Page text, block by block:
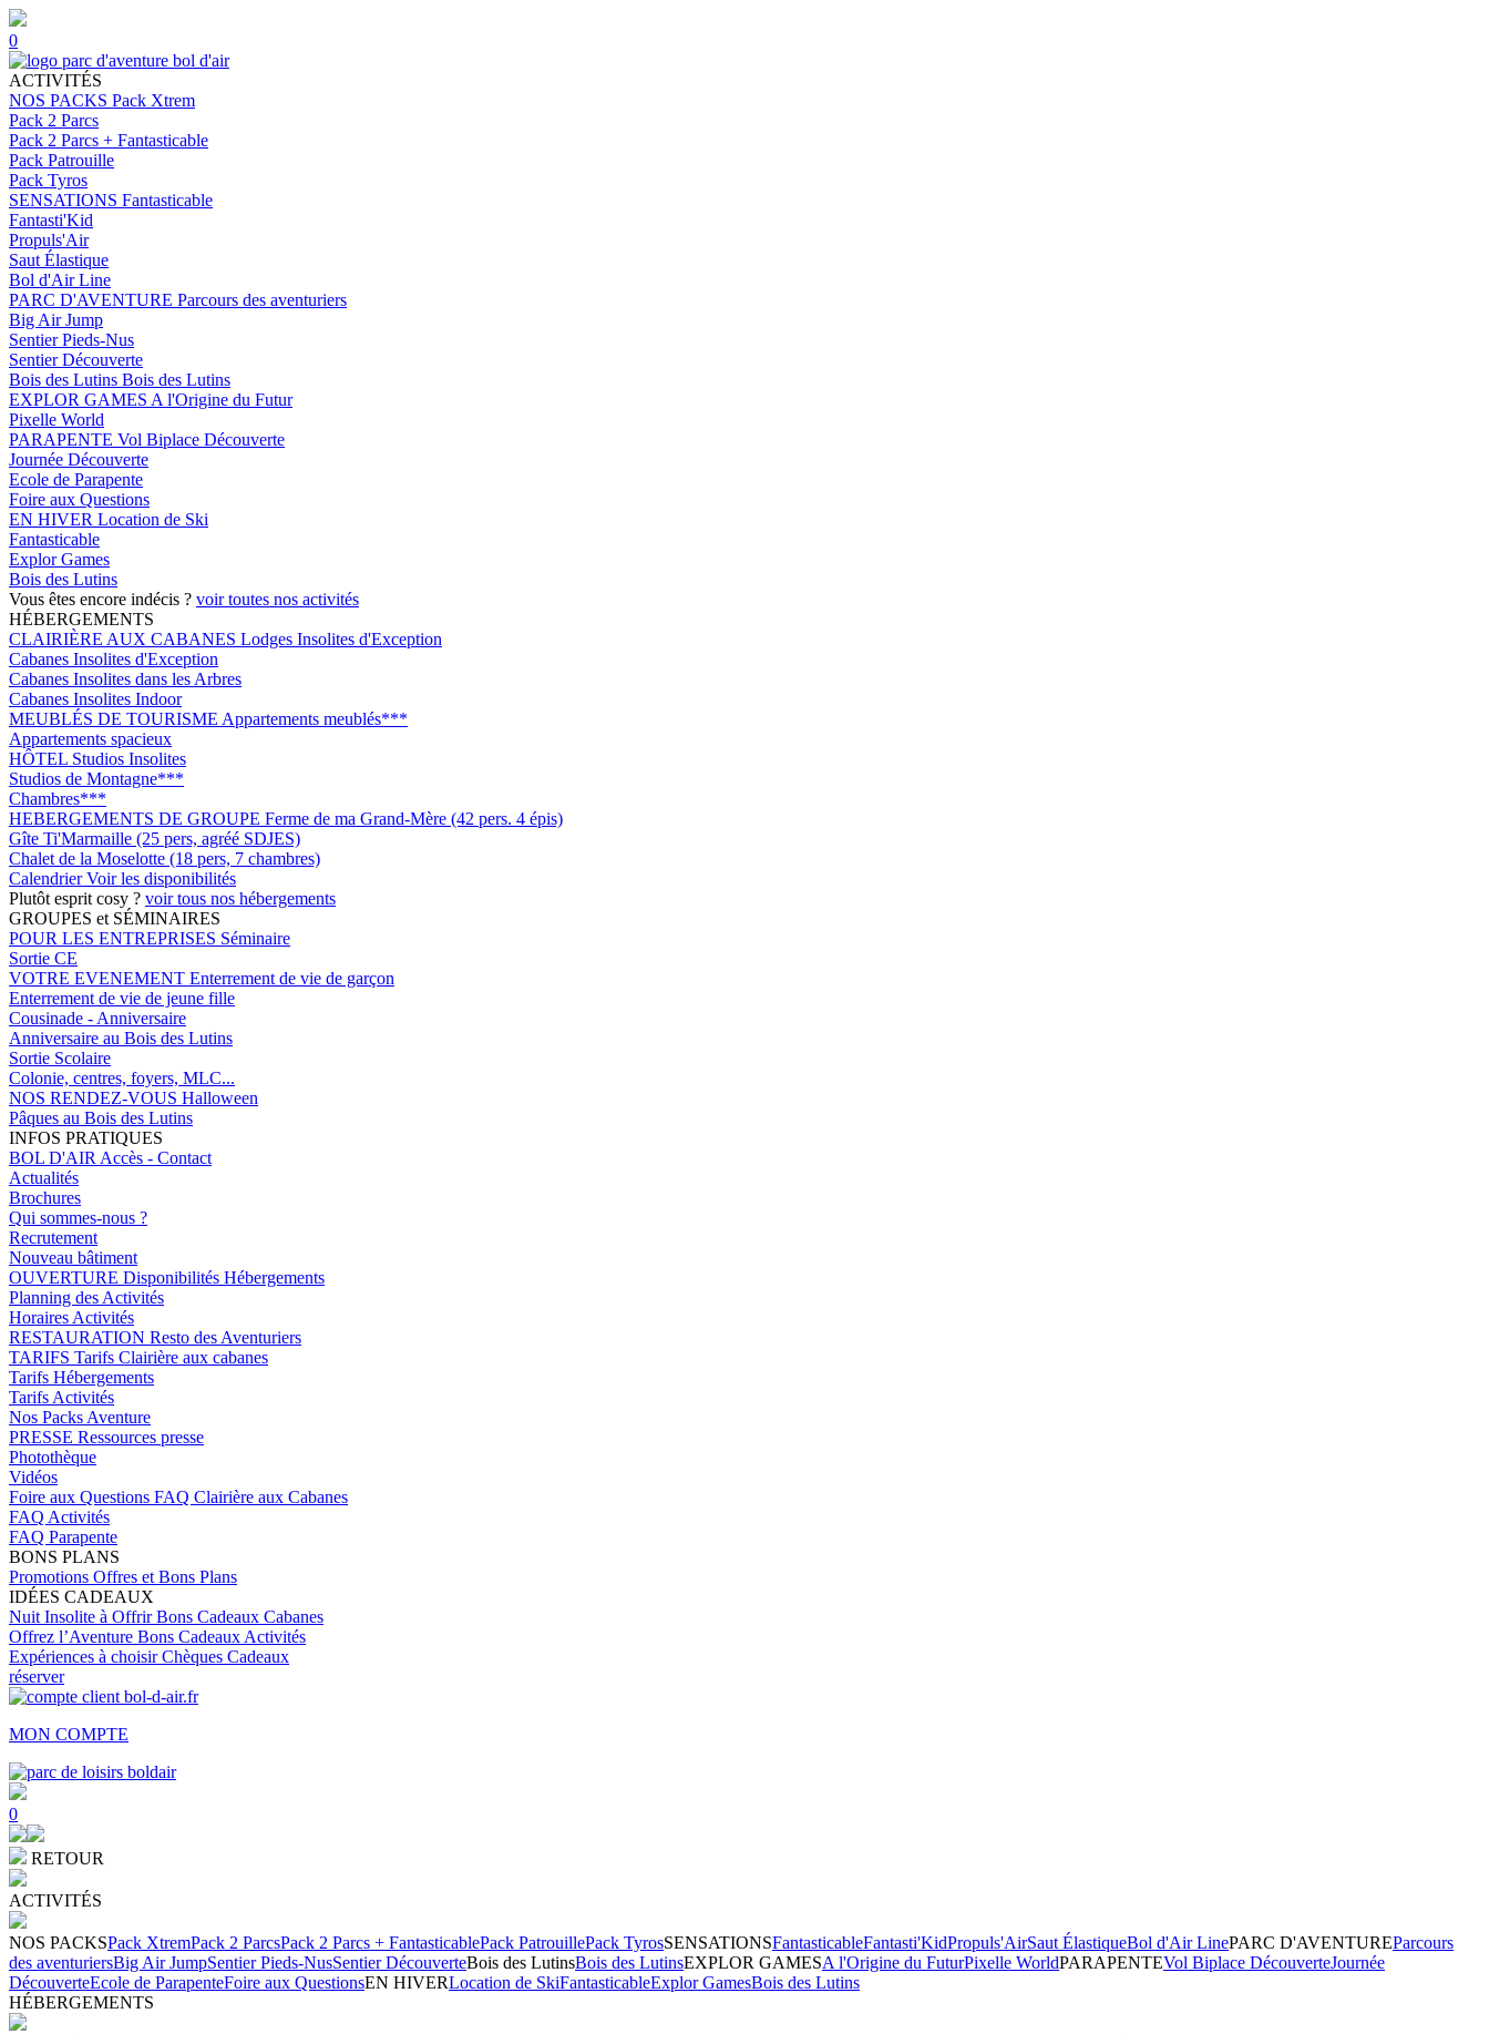
0
ACTIVITÉS
NOS PACKS Pack Xtrem
Pack 2 Parcs
Pack 2 Parcs + Fantasticable
Pack Patrouille
Pack Tyros
SENSATIONS Fantasticable
Fantasti'Kid
Propuls'Air
Saut Élastique
Bol d'Air Line
PARC D'AVENTURE Parcours des aventuriers
Big Air Jump
Sentier Pieds-Nus
Sentier Découverte
Bois des Lutins Bois des Lutins
EXPLOR GAMES A l'Origine du Futur
Pixelle World
PARAPENTE Vol Biplace Découverte
Journée Découverte
Ecole de Parapente
Foire aux Questions
EN HIVER Location de Ski
Fantasticable
Explor Games
Bois des Lutins
Vous êtes encore indécis ? voir toutes nos activités
HÉBERGEMENTS
CLAIRIÈRE AUX CABANES Lodges Insolites d'Exception
Cabanes Insolites d'Exception
Cabanes Insolites dans les Arbres
Cabanes Insolites Indoor
MEUBLÉS DE TOURISME Appartements meublés***
Appartements spacieux
HÔTEL Studios Insolites
Studios de Montagne***
Chambres***
HEBERGEMENTS DE GROUPE Ferme de ma Grand-Mère (42 pers. 4 épis)
Gîte Ti'Marmaille (25 pers, agréé SDJES)
Chalet de la Moselotte (18 pers, 7 chambres)
CalendrierVoir les disponibilités
Plutôt esprit cosy ? voir tous nos hébergements
GROUPES et SÉMINAIRES
POUR LES ENTREPRISES Séminaire
Sortie CE
VOTRE EVENEMENT Enterrement de vie de garçon
Enterrement de vie de jeune fille
Cousinade - Anniversaire
Anniversaire au Bois des Lutins
Sortie Scolaire
Colonie, centres, foyers, MLC...
NOS RENDEZ-VOUS Halloween
Pâques au Bois des Lutins
INFOS PRATIQUES
BOL D'AIR Accès - Contact
Actualités
Brochures
Qui sommes-nous ?
Recrutement
Nouveau bâtiment
OUVERTURE Disponibilités Hébergements
Planning des Activités
Horaires Activités
RESTAURATION Resto des Aventuriers
TARIFS Tarifs Clairière aux cabanes
Tarifs Hébergements
Tarifs Activités
Nos Packs Aventure
PRESSE Ressources presse
Photothèque
Vidéos
Foire aux Questions FAQ Clairière aux Cabanes
FAQ Activités
FAQ Parapente
BONS PLANS
Promotions Offres et Bons Plans
IDÉES CADEAUX
Nuit Insolite à OffrirBons Cadeaux Cabanes
Offrez l’Aventure Bons Cadeaux Activités
Expériences à choisirChèques Cadeaux
réserver
MON COMPTE
0
RETOUR
ACTIVITÉS
NOS PACKSPack XtremPack 2 ParcsPack 2 Parcs + FantasticablePack PatrouillePack TyrosSENSATIONSFantasticableFantasti'KidPropuls'AirSaut ÉlastiqueBol d'Air LinePARC D'AVENTUREParcours
des aventuriersBig Air JumpSentier Pieds-NusSentier DécouverteBois des LutinsBois des LutinsEXPLOR GAMESA l'Origine du FuturPixelle WorldPARAPENTEVol Biplace DécouverteJournée
DécouverteEcole de ParapenteFoire aux QuestionsEN HIVERLocation de SkiFantasticableExplor GamesBois des Lutins
HÉBERGEMENTS